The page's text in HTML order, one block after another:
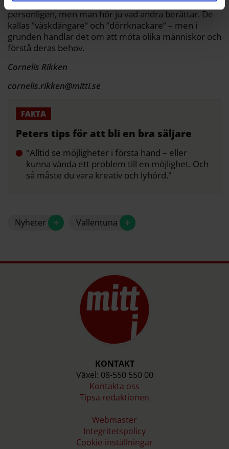
– De dåliga ryktena är inget som drabbar mig
personligen, men man hör ju vad andra berättar. De
kallas ”väskdängare” och ”dörrknackare” – men i
grunden handlar det om att möta olika människor och
förstå deras behov.
Cornelis Rikken
cornelis.rikken@mitti.se
Peters tips för att bli en bra säljare
"Alltid se möjligheter i första hand – eller
kunna vända ett problem till en möjlighet. Och
så måste du vara kreativ och lyhörd."
Nyheter + Vallentuna +
KONTAKT
Växel: 08-550 550 00
Kontakta oss
Tipsa redaktionen
Webmaster
Integritetspolicy
Cookie-inställningar